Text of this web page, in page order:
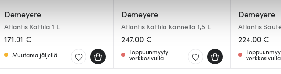
analysoimiseen. Lisäksi jaamme sosiaalisen median, mainosalan ja
tietoja siitä, miten käytät sivustoamme. Kumppanimme voivat yhdistää
Demeyere
Atlantis Kattila 1 L
171.01 €
Muutama jäljellä
Demeyere
Atlantis Kattila kannella 1,5 L
247.00 €
Loppuunmyyty
verkkosivulla
Demeyere
Atlantis
224.00 €
verkkosivulla